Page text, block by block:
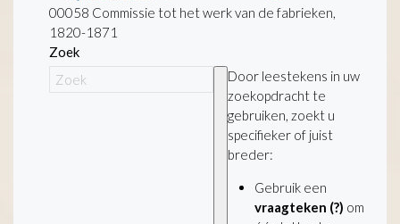
00058 Commissie tot het werk van de fabrieken,
1820-1871
Zoek
Door leestekens in uw
zoekopdracht te
gebruiken, zoekt u
specifieker of juist
breder:
Gebruik een
vraagteken (?) om